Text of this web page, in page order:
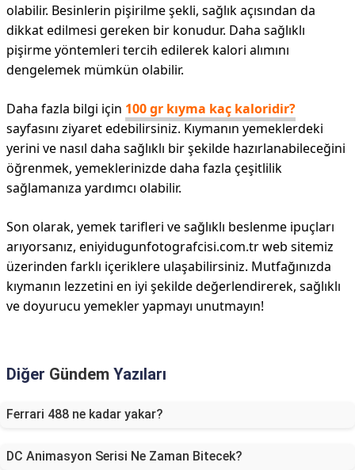
olabilir. Besinlerin pişirilme şekli, sağlık açısından da
dikkat edilmesi gereken bir konudur. Daha sağlıklı
pişirme yöntemleri tercih edilerek kalori alımını
dengelemek mümkün olabilir.
Daha fazla bilgi için 100 gr kıyma kaç kaloridir?
sayfasını ziyaret edebilirsiniz. Kıymanın yemeklerdeki
yerini ve nasıl daha sağlıklı bir şekilde hazırlanabileceğini
öğrenmek, yemeklerinizde daha fazla çeşitlilik
sağlamanıza yardımcı olabilir.
Son olarak, yemek tarifleri ve sağlıklı beslenme ipuçları
arıyorsanız, eniyidugunfotografcisi.com.tr web sitemiz
üzerinden farklı içeriklere ulaşabilirsiniz. Mutfağınızda
kıymanın lezzetini en iyi şekilde değerlendirerek, sağlıklı
ve doyurucu yemekler yapmayı unutmayın!
Diğer Gündem Yazıları
Ferrari 488 ne kadar yakar?
DC Animasyon Serisi Ne Zaman Bitecek?